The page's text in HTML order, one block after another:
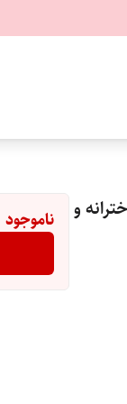
و
ناموجود